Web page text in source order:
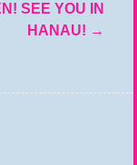
SEE YOU IN
HANAU! →